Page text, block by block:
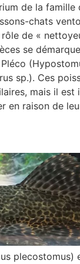
de la
chats
de «
se
sp.). Ces
mais il est
en raison de
plecostomus)